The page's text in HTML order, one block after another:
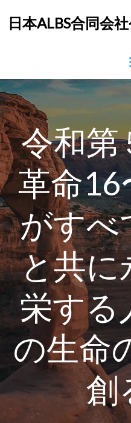
日本ALBS合同会
令和第
革命16
がすべ
と共に
栄する
の生命
創